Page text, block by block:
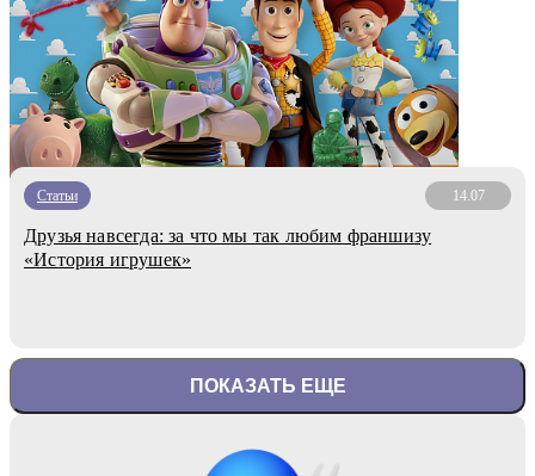
Статьи 14.07
Друзья навсегда: за что мы так любим франшизу
«История игрушек»
ПОКАЗАТЬ ЕЩЕ